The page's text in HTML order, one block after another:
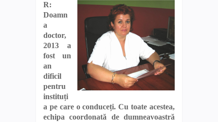
R:
Doamn
a
doctor,
2013 a
fost un
an
dificil
pentru
instituți
a pe care o conduceți. Cu toate acestea,
echipa coordonată de dumneavoastră